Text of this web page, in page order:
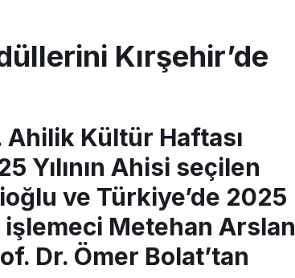
Kırşehir’de
Ahilik Kültür Haftası
Yılının Ahisi seçilen
ve Türkiye’de 2025
işlemeci Metehan Arslan
Dr. Ömer Bolat’tan